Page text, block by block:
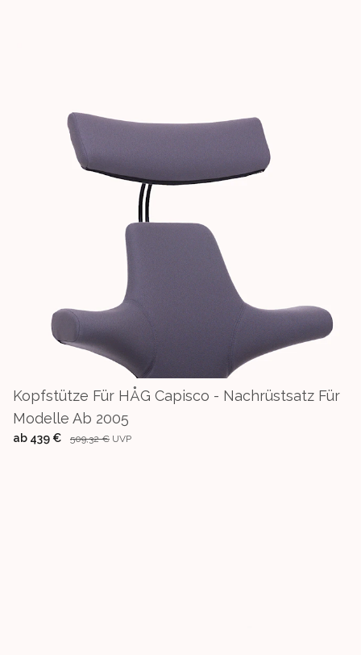
Kopfstütze Für HÅG Capisco - Nachrüstsatz Für
Modelle Ab 2005
ab 439 € 509,32 € UVP